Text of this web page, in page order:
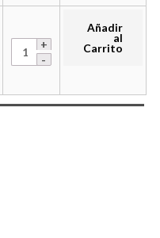
Añadir
al
Carrito